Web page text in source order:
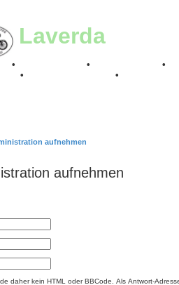
Laverda
• • •
• •
aufnehmen
aufnehmen
daher kein HTML oder BBCode. Als Antwort-